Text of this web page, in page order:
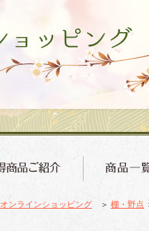
オンラインショッピング ＞ 棚・野点